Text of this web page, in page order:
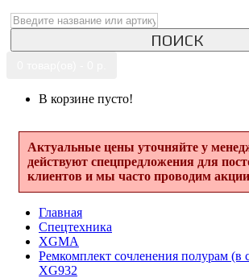
ПОИСК
В корзине пусто!
Актуальные цены уточняйте у
действуют спецпредложения для
клиентов и мы часто проводим
Главная
Спецтехника
XGMA
Ремкомплект сочленения полурам (в
XG932